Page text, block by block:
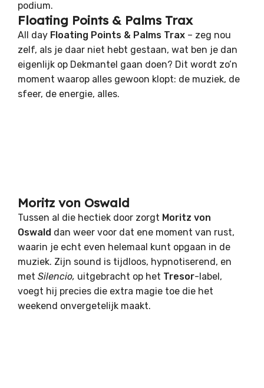
podium.
Floating Points & Palms Trax
All day Floating Points & Palms Trax – zeg nou
zelf, als je daar niet hebt gestaan, wat ben je dan
eigenlijk op Dekmantel gaan doen? Dit wordt zo’n
moment waarop alles gewoon klopt: de muziek, de
sfeer, de energie, alles.
Moritz von Oswald
Tussen al die hectiek door zorgt Moritz von
Oswald dan weer voor dat ene moment van rust,
waarin je echt even helemaal kunt opgaan in de
muziek. Zijn sound is tijdloos, hypnotiserend, en
met Silencio, uitgebracht op het Tresor-label,
voegt hij precies die extra magie toe die het
weekend onvergetelijk maakt.